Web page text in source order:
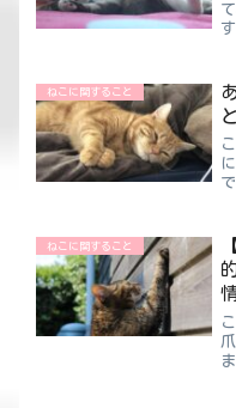
ねこに関すること
ねこに関すること